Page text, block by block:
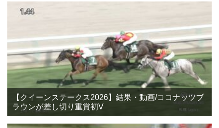
【クイーンステークス2026】結果・動画/ココナッツブ
ラウンが差し切り重賞初V